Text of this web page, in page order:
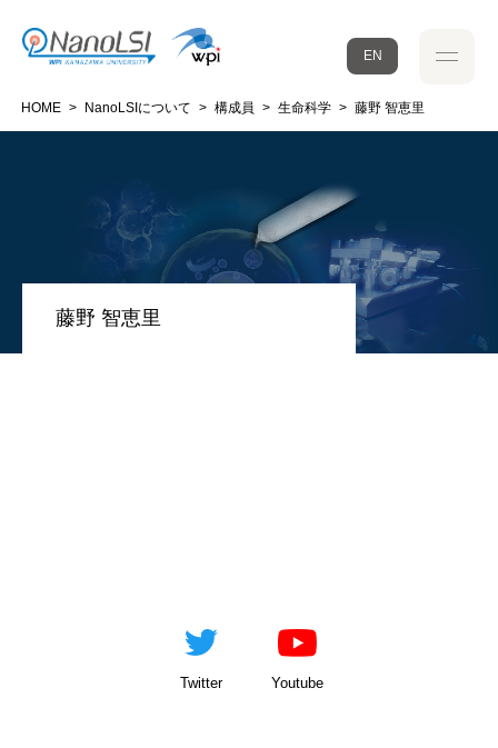
EN
HOME > NanoLSIについて > 構成員 > 生命科学 > 藤野 智恵里
藤野 智恵里
Twitter Youtube